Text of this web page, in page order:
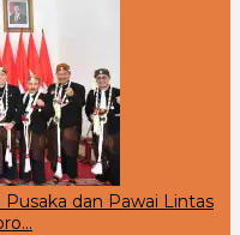
Pusaka dan Pawai Lintas